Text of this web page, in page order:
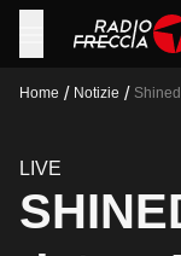
Home / Notizie /
LIVE